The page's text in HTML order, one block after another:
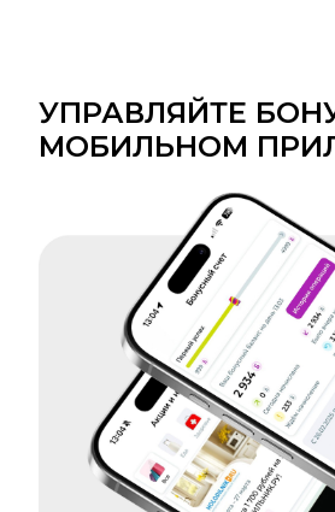
УПРАВЛЯЙТЕ
МОБИЛЬНОМ